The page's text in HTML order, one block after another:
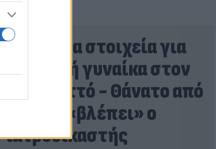
Τα πρώτα στοιχεία για
τη νεκρή γυναίκα στον
Λυκαβηττό - Θάνατο από
πτώση «βλέπει» ο
ιατροδικαστής